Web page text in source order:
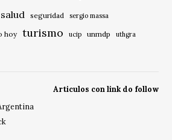
salud seguridad sergio massa
hoy turismo ucip unmdp
uthgra
Articulos con link do follow